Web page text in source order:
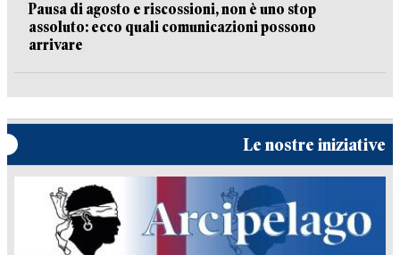
Pausa di agosto e riscossioni, non è uno stop
assoluto: ecco quali comunicazioni possono
arrivare
Le nostre iniziative